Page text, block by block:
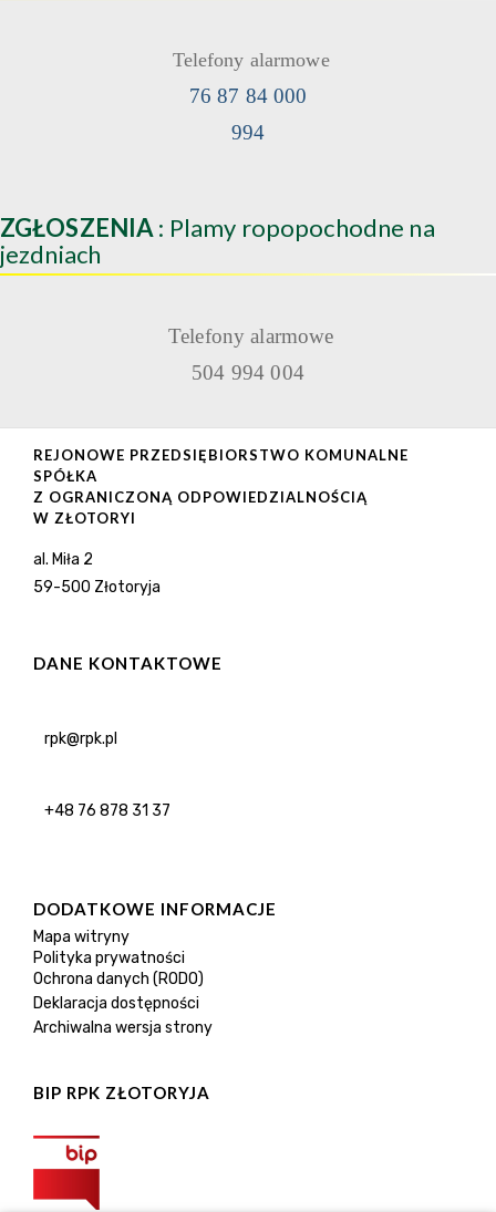
Telefony alarmowe
76 87 84 000
994
ZGŁOSZENIA : Plamy ropopochodne na
jezdniach
Telefony alarmowe
504 994 004
REJONOWE PRZEDSIĘBIORSTWO KOMUNALNE
SPÓŁKA
Z OGRANICZONĄ ODPOWIEDZIALNOŚCIĄ
W ZŁOTORYI
al. Miła 2
59-500 Złotoryja
DANE KONTAKTOWE
rpk@rpk.pl
+48 76 878 31 37
DODATKOWE INFORMACJE
Mapa witryny
Polityka prywatności
Ochrona danych (RODO)
Deklaracja dostępności
Archiwalna wersja strony
BIP RPK ZŁOTORYJA